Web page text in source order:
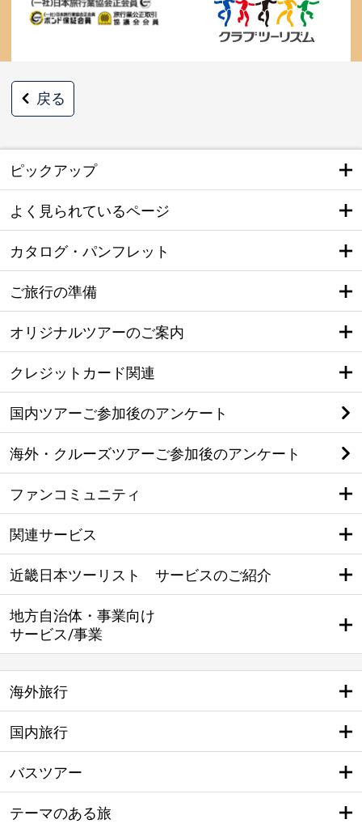
戻る
ピックアップ
よく見られているページ
カタログ・パンフレット
ご旅行の準備
オリジナルツアーのご案内
クレジットカード関連
国内ツアーご参加後のアンケート
海外・クルーズツアーご参加後のアンケート
ファンコミュニティ
関連サービス
近畿日本ツーリスト サービスのご紹介
地方自治体・事業向け
サービス/事業
海外旅行
国内旅行
バスツアー
テーマのある旅